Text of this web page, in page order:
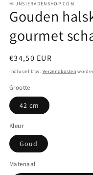
openen
in
modaal
MIJNSIERADENSHOP.COM
Gouden
gourmet
Normale
prijs
€34,50 EUR
Inclusief btw. Verzendkosten
Grootte
42 cm
Kleur
Goud
Materiaal